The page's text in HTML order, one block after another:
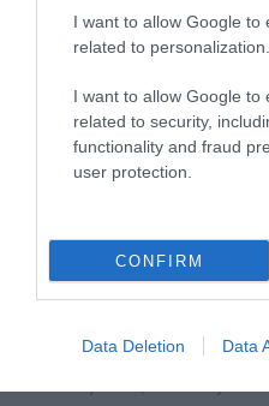
I want to allow Google to
related to personalization.
I want to allow Google to
related to security,
functionality and fraud
user protection.
CONFIRM
Data Deletion Data
tartalmú hangfelvételek
felvétel a Fidesszel való jó
DR. PÁPAI ÁKOS: A
ELHANGZOTTAKRA!
2024. május 18|Eger ügye
polgármesterről és köréről.
Gábor és Farkas Attila
és E...
SPISÁK GYÖRGY ALJEGYZŐ A